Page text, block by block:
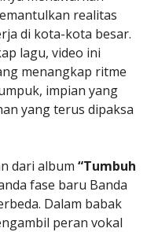
realitas
di kota-kota besar.
lagu, video ini
menangkap ritme
impian yang
yang terus dipaksa
dari album “Tumbuh
fase baru Banda
Dalam babak
peran vokal